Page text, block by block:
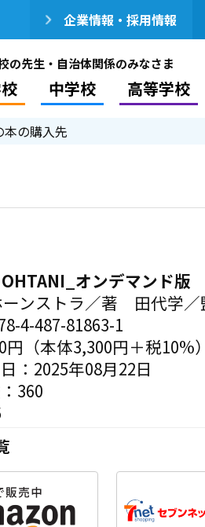
企業情報・採用情報
の先生・自治体関係のみなさま
中学校 高等学校
本の購入先
オンデマンド版
ーンストラ／著 田代学
4-487-81863-1
（本体3,300円＋税10%）
：2025年08月22日
360